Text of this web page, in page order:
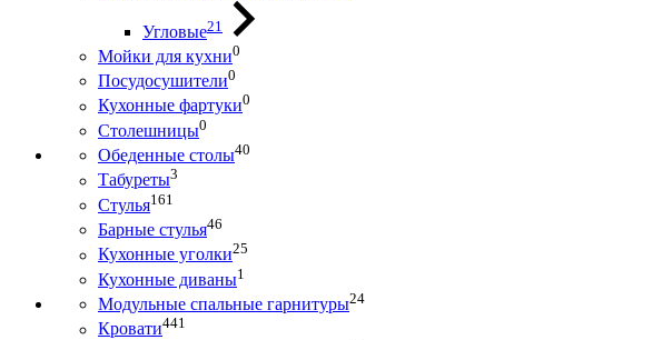
Угловые21
Мойки для кухни0
Посудосушители0
Кухонные фартуки0
Столешницы0
Обеденные столы40
Табуреты3
Стулья161
Барные стулья46
Кухонные уголки25
Кухонные диваны1
Модульные спальные гарнитуры24
Кровати441